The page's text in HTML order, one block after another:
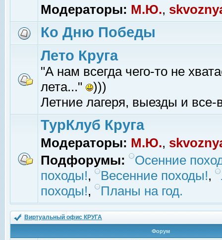
Модераторы: М.Ю.,
Ко Дню Победы
Лето Круга
"А нам всегда чего-то не
лета..."
)))
Летние лагеря, выезды и все-
ТурКлуб Круга
Модераторы: М.Ю.,
Подфорумы:
Осенние
походы!, Весенние походы!,
походы!, Планы на год.
Виртуальный офис КРУГА
Форум